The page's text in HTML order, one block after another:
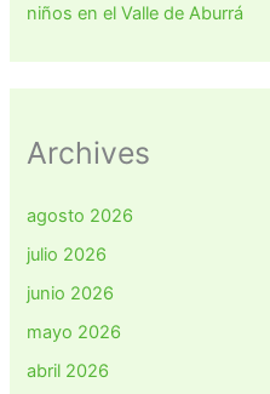
niños en el Valle de Aburrá
Archives
agosto 2026
julio 2026
junio 2026
mayo 2026
abril 2026